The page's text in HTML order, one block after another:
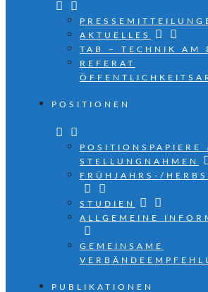
AKTUELLES
TAB – TECHNIK AM
REFERAT
POSITIONEN
POSITIONSPAPIERE
STELLUNGNAHMEN
FRÜHJAHRS-/
STUDIEN
ALLGEMEINE
GEMEINSAME
PUBLIKATIONEN